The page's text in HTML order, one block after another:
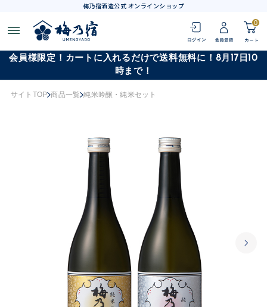
梅乃宿酒造公式 オンラインショップ
0
会員様限定！カートに入れるだけで送料無料に！8月17日10
時まで！
サイトTOP 商品一覧 純米吟醸・純米セット